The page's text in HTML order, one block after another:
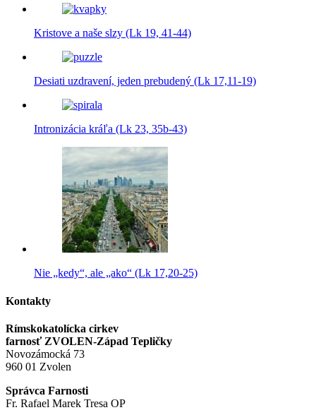
Kristove a naše slzy (Lk 19, 41-44)
Desiati uzdravení, jeden prebudený (Lk 17,11-19)
Intronizácia kráľa (Lk 23, 35b-43)
Nie „kedy“, ale „ako“ (Lk 17,20-25)
Kontakty
Rímskokatolícka cirkev
farnosť ZVOLEN-Západ Tepličky
Novozámocká 73
960 01 Zvolen
Správca Farnosti
Fr. Rafael Marek Tresa OP